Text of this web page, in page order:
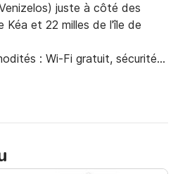
juste à côté des
Kéa et 22 milles de l'île de
: Wi-Fi gratuit, sécurité
shipchandler, distributeur
et douches.
MARINE